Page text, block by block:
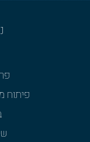
פיתוח